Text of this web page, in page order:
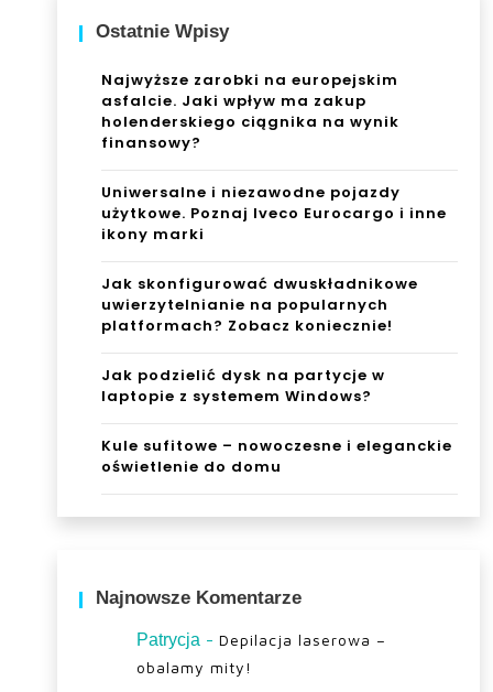
Ostatnie Wpisy
Najwyższe zarobki na europejskim
asfalcie. Jaki wpływ ma zakup
holenderskiego ciągnika na wynik
finansowy?
Uniwersalne i niezawodne pojazdy
użytkowe. Poznaj Iveco Eurocargo i inne
ikony marki
Jak skonfigurować dwuskładnikowe
uwierzytelnianie na popularnych
platformach? Zobacz koniecznie!
Jak podzielić dysk na partycje w
laptopie z systemem Windows?
Kule sufitowe – nowoczesne i eleganckie
oświetlenie do domu
Najnowsze Komentarze
Patrycja - Depilacja laserowa –
obalamy mity!